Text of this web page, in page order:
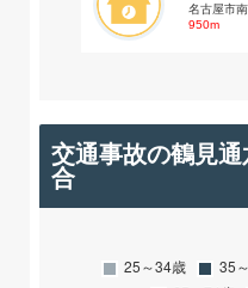
名古屋市
950m
交通事故の鶴見
合